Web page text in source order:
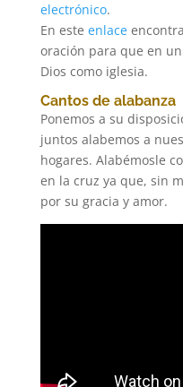
electrónico.
En este enlace
oración para que en
Dios como iglesia.
Cantos de alabanza
Ponemos a su
juntos alabemos a
hogares. Alabémosle
en la cruz ya que, sin
por su gracia y amor.